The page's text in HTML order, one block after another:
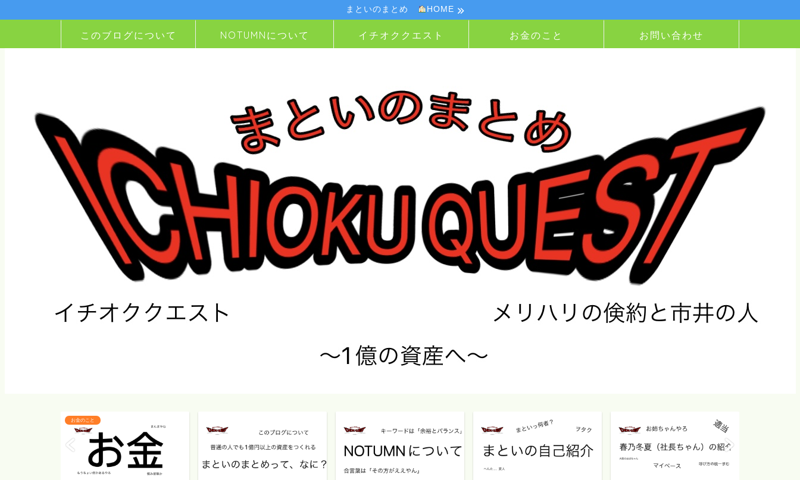
まといのまとめ HOME
このブログについて NOTUMNについて イチオククエスト お金のこと お問い合わせ